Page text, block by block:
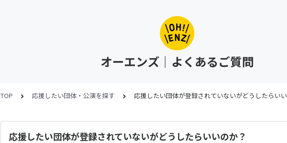
オーエンズ｜よくあるご質問
TOP 応援したい団体・公演を探す 応援したい団体が登録されていないがどうしたらい
応援したい団体が登録されていないがどうしたらいいのか？